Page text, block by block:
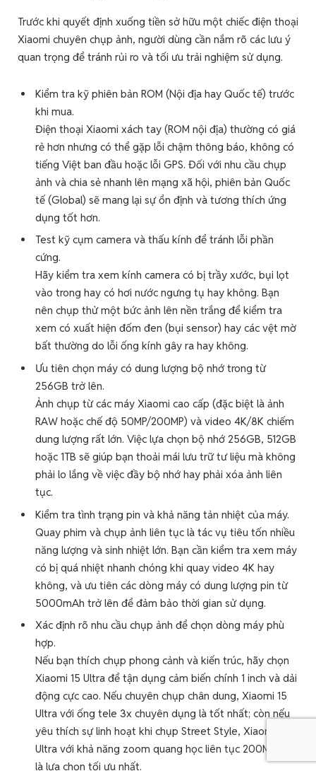
Trước khi quyết định xuống tiền sở hữu một chiếc điện thoại
Xiaomi chuyên chụp ảnh, người dùng cần nắm rõ các lưu ý
quan trọng để tránh rủi ro và tối ưu trải nghiệm sử dụng.
Kiểm tra kỹ phiên bản ROM (Nội địa hay Quốc tế) trước
khi mua.
Điện thoại Xiaomi xách tay (ROM nội địa) thường có giá
rẻ hơn nhưng có thể gặp lỗi chậm thông báo, không có
tiếng Việt ban đầu hoặc lỗi GPS. Đối với nhu cầu chụp
ảnh và chia sẻ nhanh lên mạng xã hội, phiên bản Quốc
tế (Global) sẽ mang lại sự ổn định và tương thích ứng
dụng tốt hơn.
Test kỹ cụm camera và thấu kính để tránh lỗi phần
cứng.
Hãy kiểm tra xem kính camera có bị trầy xước, bụi lọt
vào trong hay có hơi nước ngưng tụ hay không. Bạn
nên chụp thử một bức ảnh lên nền trắng để kiểm tra
xem có xuất hiện đốm đen (bụi sensor) hay các vệt mờ
bất thường do lỗi ống kính gây ra hay không.
Ưu tiên chọn máy có dung lượng bộ nhớ trong từ
256GB trở lên.
Ảnh chụp từ các máy Xiaomi cao cấp (đặc biệt là ảnh
RAW hoặc chế độ 50MP/200MP) và video 4K/8K chiếm
dung lượng rất lớn. Việc lựa chọn bộ nhớ 256GB, 512GB
hoặc 1TB sẽ giúp bạn thoải mái lưu trữ tư liệu mà không
phải lo lắng về việc đầy bộ nhớ hay phải xóa ảnh liên
tục.
Kiểm tra tình trạng pin và khả năng tản nhiệt của máy.
Quay phim và chụp ảnh liên tục là tác vụ tiêu tốn nhiều
năng lượng và sinh nhiệt lớn. Bạn cần kiểm tra xem máy
có bị quá nhiệt nhanh chóng khi quay video 4K hay
không, và ưu tiên các dòng máy có dung lượng pin từ
5000mAh trở lên để đảm bảo thời gian sử dụng.
Xác định rõ nhu cầu chụp ảnh để chọn dòng máy phù
hợp.
Nếu bạn thích chụp phong cảnh và kiến trúc, hãy chọn
Xiaomi 15 Ultra để tận dụng cảm biến chính 1 inch và dải
động cực cao. Nếu chuyên chụp chân dung, Xiaomi 15
Ultra với ống tele 3x chuyên dụng là tốt nhất; còn nếu
yêu thích sự linh hoạt khi chụp Street Style, Xiaomi 17
Ultra với khả năng zoom quang học liên tục 200MP sẽ
là lựa chọn tối ưu nhất.